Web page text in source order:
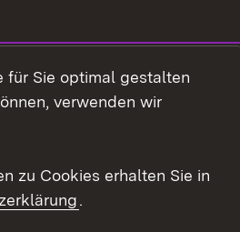
Datenschutz
für Sie optimal gestalten
verwenden wir
zu Cookies erhalten Sie in
.